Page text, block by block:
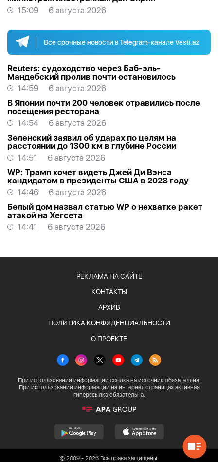
15:09
6 августа 2026
Все срочные новости в Telegram-канале Vesti.az
Reuters: судоходство через Баб-эль-
Мандебский пролив почти остановилось
14:59
6 августа 2026
В Японии почти 200 человек отравились после
посещения ресторана
14:54
6 августа 2026
Зеленский заявил об ударах по целям на
расстоянии до 1300 км в глубине России
14:51
6 августа 2026
WP: Трамп хочет видеть Джей Ди Вэнса
кандидатом в президенты США в 2028 году
14:46
6 августа 2026
Белый дом назвал статью WP о нехватке ракет
атакой на Хегсета
14:41
6 августа 2026
РЕКЛАМА НА САЙТЕ
КОНТАКТЫ
АРХИВ
ПОЛИТИКА КОНФИДЕНЦИАЛЬНОСТИ
О ПРОЕКТЕ
При использовании информации ссылка на источник обязательна.
При использовании информации на интернет страницах активная
гиперссылка обязательна.
© 2009 - 2026 Все права защищены.